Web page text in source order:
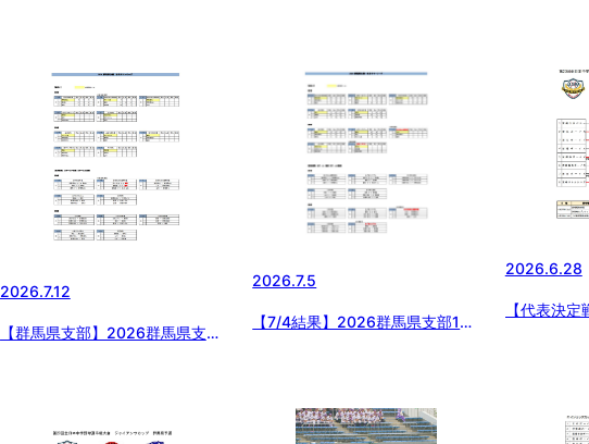
2026.7.12
【群馬県支部】2026群馬県支部
2026.7.5
【7/4結果】2026群馬県支部1年
2026.6.28
【代表決